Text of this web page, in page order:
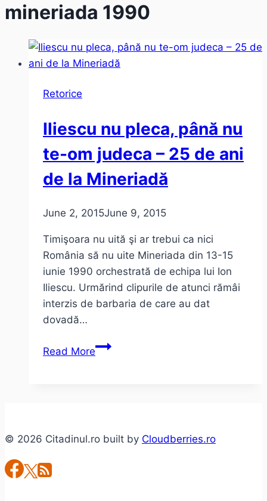
mineriada 1990
Retorice
Iliescu nu pleca, până nu
te-om judeca – 25 de ani
de la Mineriadă
June 2, 2015June 9, 2015
Timişoara nu uită şi ar trebui ca nici
România să nu uite Mineriada din 13-15
iunie 1990 orchestrată de echipa lui Ion
Iliescu. Urmărind clipurile de atunci rămâi
interzis de barbaria de care au dat
dovadă…
Read MoreIliescu
om
© 2026 Citadinul.ro built by Cloudberries.ro